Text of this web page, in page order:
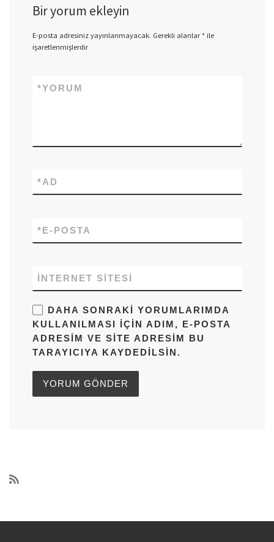
Bir yorum ekleyin
E-posta adresiniz yayınlanmayacak. Gerekli alanlar*ile
işaretlenmişlerdir
YORUM
*
AD
*
E-POSTA
*
İNTERNET SITESI
DAHA SONRAKI YORUMLARIMDA
KULLANILMASI IÇIN ADIM, E-POSTA
ADRESIM VE SITE ADRESIM BU
TARAYICIYA KAYDEDILSIN.